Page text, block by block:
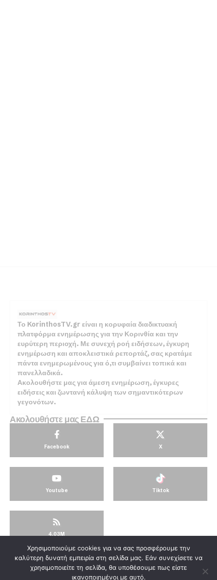
Το KorinthosTV.gr είναι η κορυφαία διαδικτυακή
πλατφόρμα ενημέρωσης για την Κορινθία και την
ευρύτερη περιοχή. Με συνεχή ροή ειδήσεων, έγκυρη
ενημέρωση και αποκλειστικά ρεπορτάζ, σας κρατάμε
πάντα ενημερωμένους για ό,τι συμβαίνει τοπικά και
πανελλαδικά.
Ακολουθήστε μας για άμεση ενημέρωση, έγκυρες
ειδήσεις και ζωντανή κάλυψη των σημαντικότερων
γεγονότων.
Ακολουθήστε μας ΕΔΩ
Facebook X
Youtube Tiktok
4.03M
© KorinthosTV @2025
Χρησιμοποιούμε cookies για να σας προσφέρουμε την
καλύτερη δυνατή εμπειρία στη σελίδα μας. Εάν συνεχίσετε να
χρησιμοποιείτε τη σελίδα, θα υποθέσουμε πως είστε
ικανοποιημένοι με αυτό.